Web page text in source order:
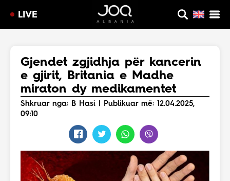
LIVE
Gjendet zgjidhja për kancerin
e gjirit, Britania e Madhe
miraton dy medikamentet
Shkruar nga: B Hasi | Publikuar më: 12.04.2025,
09:10